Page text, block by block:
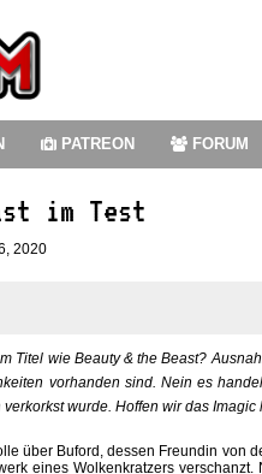
PATREON FORUM
im Test
2020
Titel wie Beauty & the Beast?
vorhanden sind. Nein es
wurde. Hoffen wir das
über Buford, dessen Freundin von
eines Wolkenkratzers